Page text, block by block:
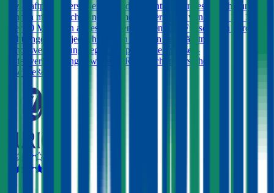
Kfz-Haftpflichtversicherungen der Kärntner Landesversicherung
können mit Versicherungssummen in der Höhe von € 7,6, 10, 15
oder 20 Millionen abgeschlossen werden. Ein Freischaden wird
nicht angeboten, jedoch können Kunden der Kärntner
Landesversicherung gegen Aufpreis eine Insassen-
Unfallversicherung sowie eine Rechtsschutzversicherung
abschließen.